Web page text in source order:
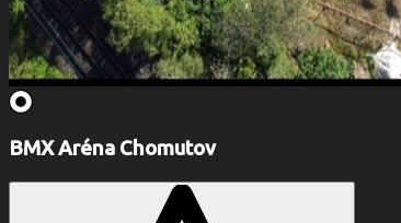
BMX Aréna Chomutov